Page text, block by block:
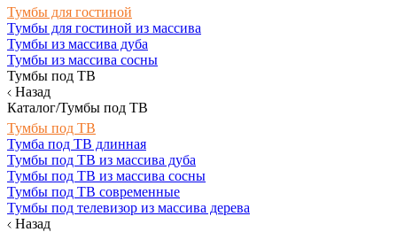
Тумбы для гостиной
Тумбы для гостиной из массива
Тумбы из массива дуба
Тумбы из массива сосны
Тумбы под ТВ
Назад
Каталог/Тумбы под ТВ
Тумбы под ТВ
Тумба под ТВ длинная
Тумбы под ТВ из массива дуба
Тумбы под ТВ из массива сосны
Тумбы под ТВ современные
Тумбы под телевизор из массива дерева
Назад